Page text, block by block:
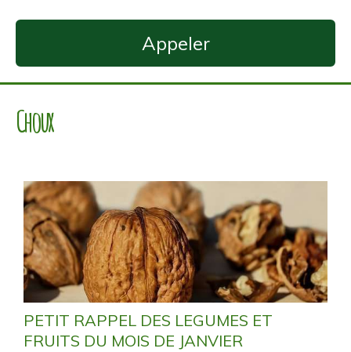
Appeler
Choux
PETIT RAPPEL DES LEGUMES ET
FRUITS DU MOIS DE JANVIER